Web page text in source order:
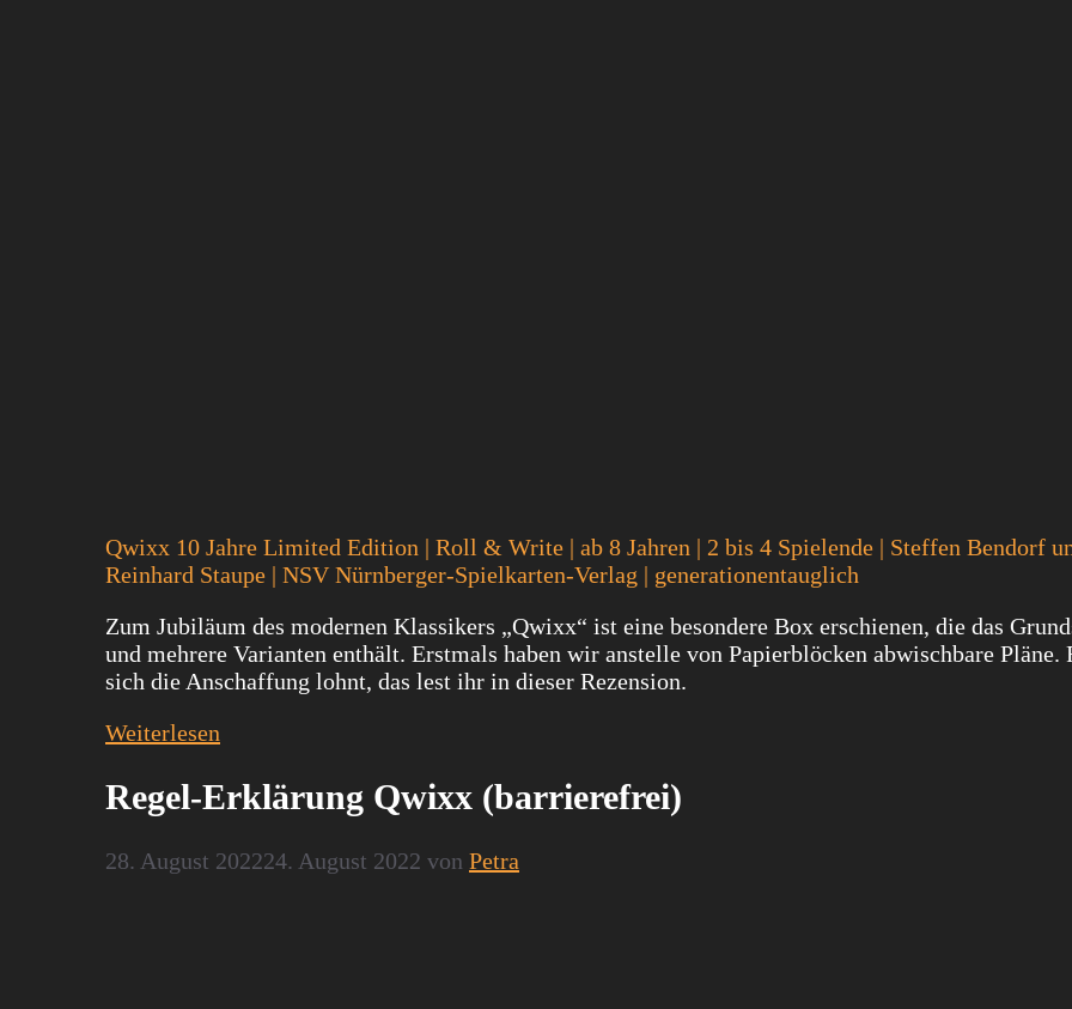
Qwixx 10 Jahre Limited Edition | Roll & Write | ab 8 Jahren | 2 bis 4 Spielende | Steffen Bendorf
Reinhard Staupe | NSV Nürnberger-Spielkarten-Verlag | generationentauglich
Zum Jubiläum des modernen Klassikers „Qwixx“ ist eine besondere Box erschienen, die das
und mehrere Varianten enthält. Erstmals haben wir anstelle von Papierblöcken abwischbare Pläne.
sich die Anschaffung lohnt, das lest ihr in dieser Rezension.
Weiterlesen
Regel-Erklärung Qwixx (barrierefrei)
28. August 202224. August 2022 von Petra